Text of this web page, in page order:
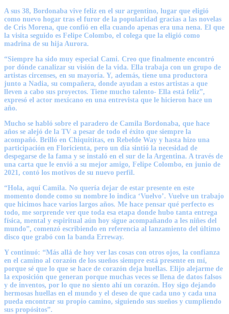
A sus 38, Bordonaba vive feliz en el sur argentino, lugar que eligió
como nuevo hogar tras el furor de la popularidad gracias a las novelas
de Cris Morena, que confió en ella cuando apenas era una nena. El que
la visita seguido es Felipe Colombo, el colega que la eligió como
madrina de su hija Aurora.
“Siempre ha sido muy especial Cami. Creo que finalmente encontró
por dónde canalizar su visión de la vida. Ella trabaja con un grupo de
artistas circenses, en su mayoría. Y, además, tiene una productora
junto a Nadia, su compañera, donde ayudan a estos artistas a que
lleven a cabo sus proyectos. Tiene mucho talento- Ella está feliz”,
expresó el actor mexicano en una entrevista que le hicieron hace un
año.
Mucho se habló sobre el paradero de Camila Bordonaba, que hace
años se alejó de la TV a pesar de todo el éxito que siempre la
acompañó. Brilló en Chiquititas, en Rebelde Way y hasta hizo una
participación en Floricienta, pero un día sintió la necesidad de
despegarse de la fama y se instaló en el sur de la Argentina. A través de
una carta que le envió a su mejor amigo, Felipe Colombo, en junio de
2021, contó los motivos de su nuevo perfil.
“Hola, aquí Camila. No quería dejar de estar presente en este
momento donde como su nombre lo indica ‘Vuelvo’. Vuelve un trabajo
que hicimos hace varios largos años. Me hace pensar qué perfecto es
todo, me sorprende ver que toda esa etapa donde hubo tanta entrega
física, mental y espiritual aún hoy sigue acompañando a les niñes del
mundo”, comenzó escribiendo en referencia al lanzamiento del último
disco que grabó con la banda Erreway.
Y continuó: “Más allá de hoy ver las cosas con otros ojos, la confianza
en el camino al corazón de los sueños siempre está presente en mí,
porque sé que lo que se hace de corazón deja huellas. Elijo alejarme de
la exposición que generan porque muchas veces se llena de datos falsos
y de inventos, por lo que no siento ahí un corazón. Hoy sigo dejando
hermosas huellas en el mundo y el deseo de que cada uno y cada una
pueda encontrar su propio camino, siguiendo sus sueños y cumpliendo
sus propósitos”.